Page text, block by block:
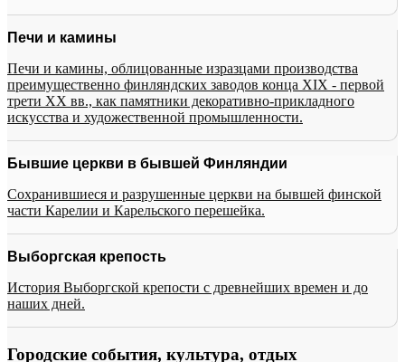
Печи и камины
Печи и камины, облицованные изразцами производства
преимущественно финляндских заводов конца XIX - первой
трети XX вв., как памятники декоративно-прикладного
искусства и художественной промышленности.
Бывшие церкви в бывшей Финляндии
Сохранившиеся и разрушенные церкви на бывшей финской
части Карелии и Карельского перешейка.
Выборгская крепость
История Выборгской крепости с древнейших времен и до
наших дней.
Городские события, культура, отдых